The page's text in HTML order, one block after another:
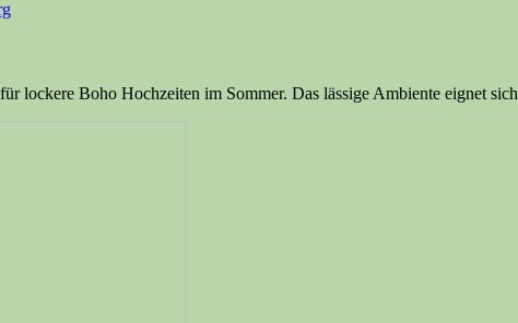
lockere Boho Hochzeiten im Sommer. Das lässige Ambiente eignet